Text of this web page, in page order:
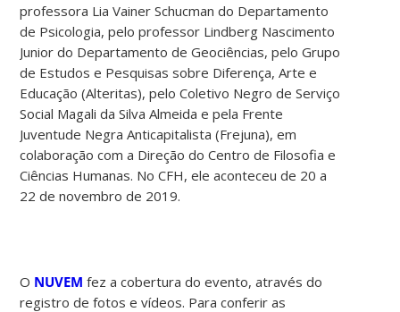
professora Lia Vainer Schucman do Departamento
de Psicologia, pelo professor Lindberg Nascimento
Junior do Departamento de Geociências, pelo Grupo
de Estudos e Pesquisas sobre Diferença, Arte e
Educação (Alteritas), pelo Coletivo Negro de Serviço
Social Magali da Silva Almeida e pela Frente
Juventude Negra Anticapitalista (Frejuna), em
colaboração com a Direção do Centro de Filosofia e
Ciências Humanas. No CFH, ele aconteceu de 20 a
22 de novembro de 2019.
O NUVEM fez a cobertura do evento, através do
registro de fotos e vídeos. Para conferir as